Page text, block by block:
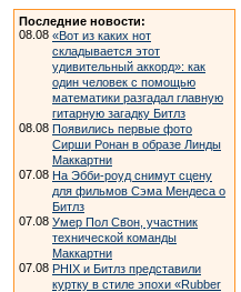
Последние новости:
08.08 «Вот из каких нот
складывается этот
удивительный аккорд»: как
один человек с помощью
математики разгадал главную
гитарную загадку Битлз
08.08 Появились первые фото
Сирши Ронан в образе Линды
Маккартни
07.08 На Эбби-роуд снимут сцену
для фильмов Сэма Мендеса о
Битлз
07.08 Умер Пол Свон, участник
технической команды
Маккартни
07.08 PHIX и Битлз представили
куртку в стиле эпохи «Rubber